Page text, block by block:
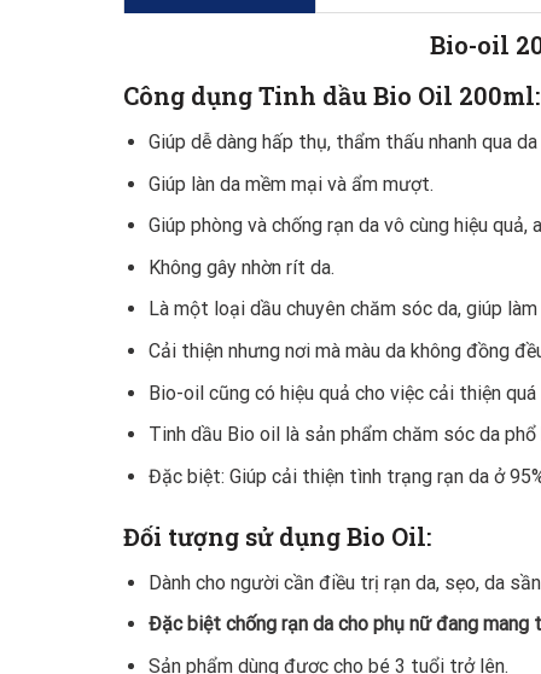
Bio-oil
Công dụng Tinh dầu Bio Oil 200ml:
Giúp dễ dàng hấp thụ, thẩm thấu nhanh qua
Giúp làn da mềm mại và ẩm mượt.
Giúp phòng và chống rạn da vô cùng hiệu
Không gây nhờn rít da.
Là một loại dầu chuyên chăm sóc da, giúp
Cải thiện nhưng nơi mà màu da không đồng
Bio-oil cũng có hiệu quả cho việc cải thiện
Tinh dầu Bio oil là sản phẩm chăm sóc da phổ
Đặc biệt: Giúp cải thiện tình trạng rạn da ở
Đối tượng sử dụng Bio Oil:
Dành cho người cần điều trị rạn da, sẹo, da
Đặc biệt chống rạn da cho phụ nữ đang mang
Sản phẩm dùng được cho bé 3 tuổi trở lên.